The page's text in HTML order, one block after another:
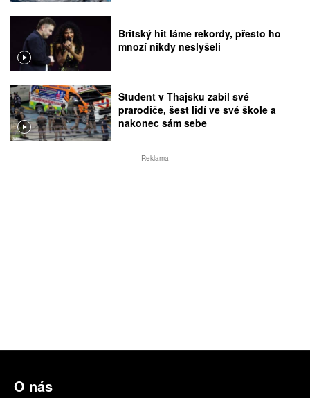
Britský hit láme rekordy, přesto ho
mnozí nikdy neslyšeli
Student v Thajsku zabil své
prarodiče, šest lidí ve své škole a
nakonec sám sebe
Reklama
O nás